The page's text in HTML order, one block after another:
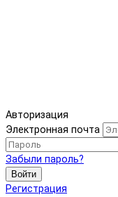
Авторизация
Электронная почта
Забыли пароль?
Войти
Регистрация